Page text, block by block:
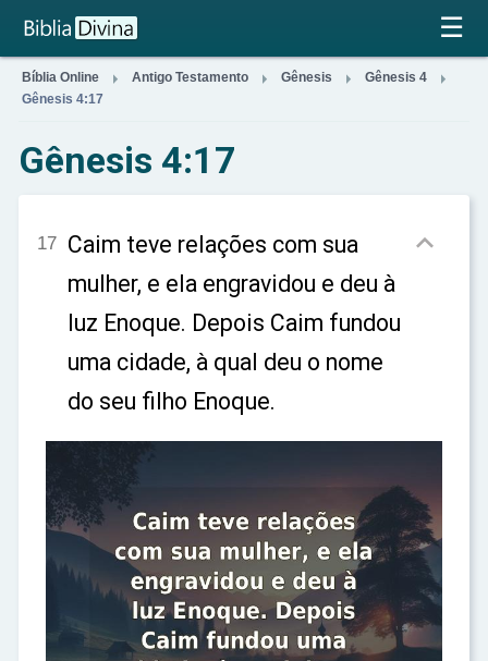
×
☰
Bíblia Online  Antigo Testamento  Gênesis  Gênesis 4 
Gênesis 4:17
Gênesis 4:17
17 Caim teve relações com sua
mulher, e ela engravidou e deu à
luz Enoque. Depois Caim fundou
uma cidade, à qual deu o nome
do seu filho Enoque.
